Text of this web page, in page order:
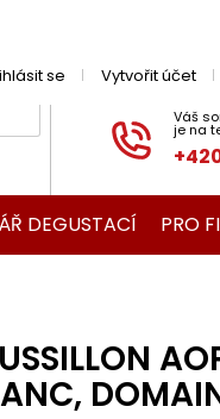
se Vytvořit účet
DEGUSTACÍ PRO